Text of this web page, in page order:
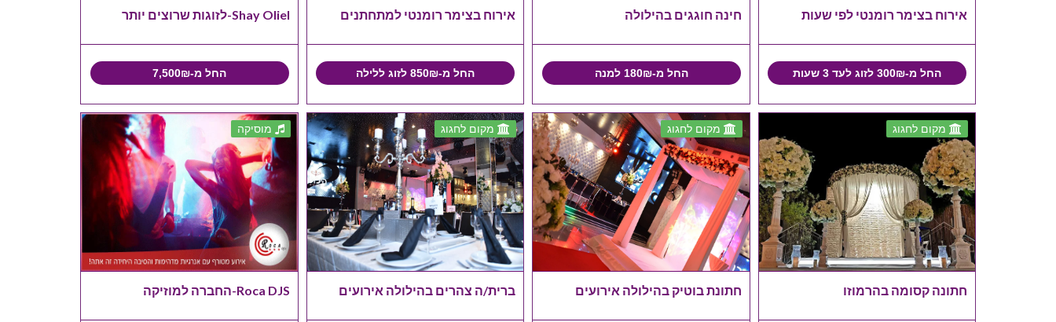
אירוח בצימר רומנטי לפי שעות
החל מ-300₪ לזוג לעד 3 שעות
חינה חוגגים בהילולה
החל מ-180₪ למנה
אירוח בצימר רומנטי למתחתנים
החל מ-850₪ לזוג ללילה
Shay Oliel-לזוגות שרוצים יותר
החל מ-7,500₪
מקום לחגוג
חתונה קסומה בהרמוזו
מקום לחגוג
חתונת בוטיק בהילולה אירועים
מקום לחגוג
ברית/ה צהרים בהילולה אירועים
מוסיקה
Roca DJS-החברה למוזיקה